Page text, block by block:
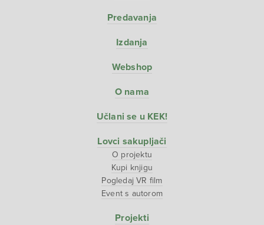
Predavanja
Izdanja
Webshop
O nama
Učlani se u KEK!
Lovci sakupljači
O projektu
Kupi knjigu
Pogledaj VR film
Event s autorom
Projekti